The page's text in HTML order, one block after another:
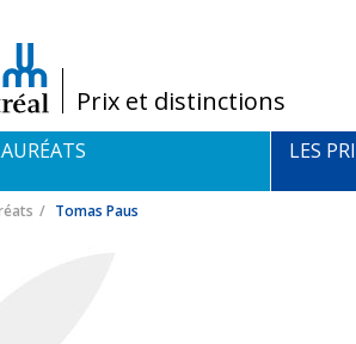
/Prix et distinctions
LES
Tomas Paus